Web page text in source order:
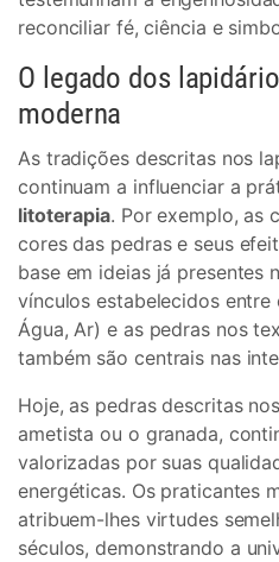
reconciliar fé, ciência e
O legado dos
moderna
As tradições descritas nos
continuam a influenciar a
litoterapia. Por exemplo, as
cores das pedras e seus
base em ideias já presentes
vínculos estabelecidos entre
Água, Ar) e as pedras nos
também são centrais nas
Hoje, as pedras descritas
ametista ou o granada,
valorizadas por suas
energéticas. Os praticantes
atribuem-lhes virtudes
séculos, demonstrando a